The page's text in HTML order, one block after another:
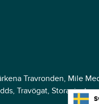
Travronden, Mile
Travögat, Storavinster